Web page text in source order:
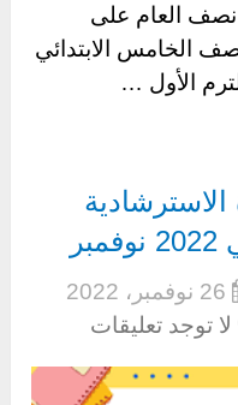
نصف العام على
الخامس الابتدائي
الأول …
الاسترشادية
26 نوفمبر، 2022
لا توجد تعليقات